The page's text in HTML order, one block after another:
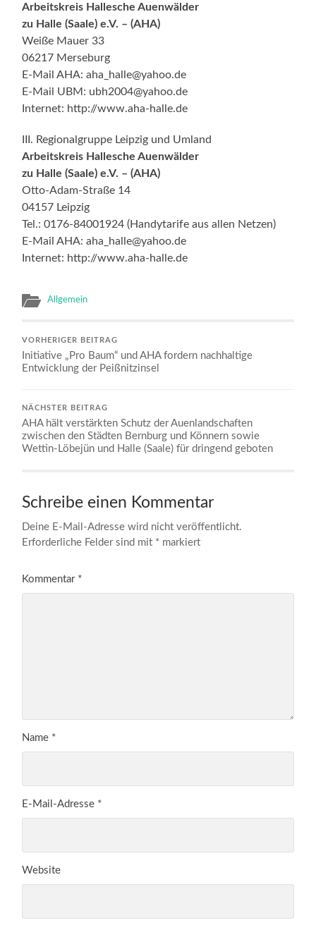
Arbeitskreis Hallesche Auenwälder
zu Halle (Saale) e.V. – (AHA)
Weiße Mauer 33
06217 Merseburg
E-Mail AHA: aha_halle@yahoo.de
E-Mail UBM: ubh2004@yahoo.de
Internet: http://www.aha-halle.de
III. Regionalgruppe Leipzig und Umland
Arbeitskreis Hallesche Auenwälder
zu Halle (Saale) e.V. – (AHA)
Otto-Adam-Straße 14
04157 Leipzig
Tel.: 0176-84001924 (Handytarife aus allen Netzen)
E-Mail AHA: aha_halle@yahoo.de
Internet: http://www.aha-halle.de
Allgemein
VORHERIGER BEITRAG
Initiative „Pro Baum“ und AHA fordern nachhaltige
Entwicklung der Peißnitzinsel
NÄCHSTER BEITRAG
AHA hält verstärkten Schutz der Auenlandschaften
zwischen den Städten Bernburg und Könnern sowie
Wettin-Löbejün und Halle (Saale) für dringend geboten
Schreibe einen Kommentar
Deine E-Mail-Adresse wird nicht veröffentlicht.
Erforderliche Felder sind mit * markiert
Kommentar *
Name *
E-Mail-Adresse *
Website